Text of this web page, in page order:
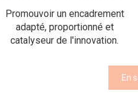
Promouvoir un encadrement
adapté, proportionné et
catalyseur de l'innovation.
En